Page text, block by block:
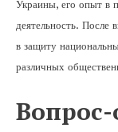
Украины, его опыт в
деятельность. После
в защиту
различных
Вопрос-